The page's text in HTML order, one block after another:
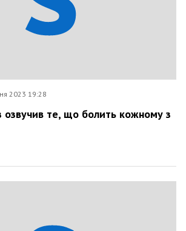
2023 19:28
озвучив те, що болить кожному з